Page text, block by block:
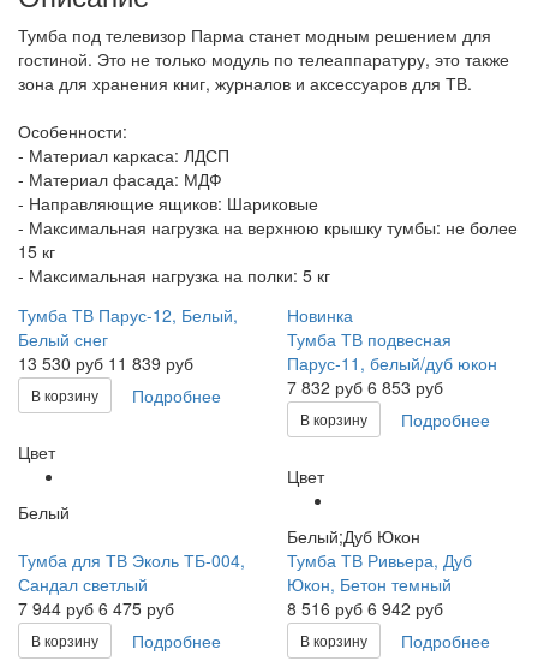
Тумба под телевизор Парма станет модным решением для
гостиной. Это не только модуль по телеаппаратуру, это также
зона для хранения книг, журналов и аксессуаров для ТВ.
Особенности:
- Материал каркаса: ЛДСП
- Материал фасада: МДФ
- Направляющие ящиков: Шариковые
- Максимальная нагрузка на верхнюю крышку тумбы: не более
15 кг
- Максимальная нагрузка на полки: 5 кг
Тумба ТВ Парус-12, Белый,
Белый снег
13 530 руб 11 839 руб
В корзину Подробнее
Цвет
Белый
Новинка
Тумба ТВ подвесная
Парус-11, белый/дуб юкон
7 832 руб 6 853 руб
В корзину Подробнее
Цвет
Белый;Дуб Юкон
Тумба для ТВ Эколь ТБ-004,
Сандал светлый
7 944 руб 6 475 руб
В корзину Подробнее
Тумба ТВ Ривьера, Дуб
Юкон, Бетон темный
8 516 руб 6 942 руб
В корзину Подробнее